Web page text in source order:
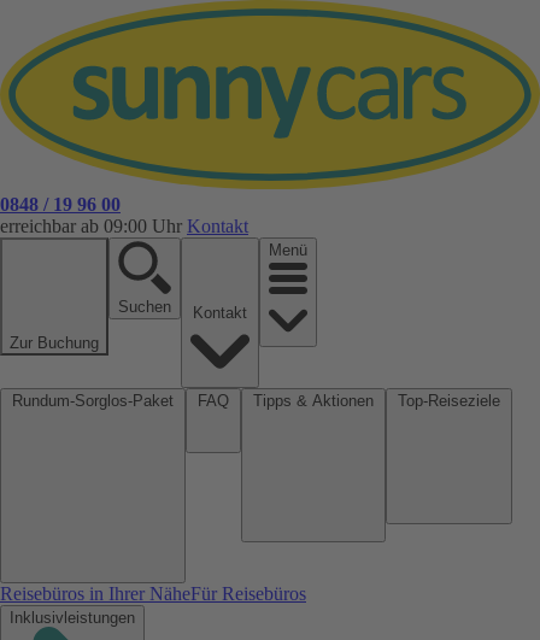
0848 / 19 96 00
erreichbar ab 09:00 Uhr Kontakt
Zur Buchung
Suchen
Menü
Reisebüros in Ihrer NäheFür Reisebüros
Inklusivleistungen